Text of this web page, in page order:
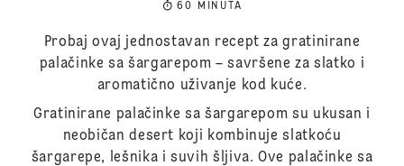
60 MINUTA
Probaj ovaj jednostavan recept za gratinirane
palačinke sa šargarepom – savršene za slatko i
aromatično uživanje kod kuće.
Gratinirane palačinke sa šargarepom su ukusan i
neobičan desert koji kombinuje slatkoću
šargarepe, lešnika i suvih šljiva. Ove palačinke sa